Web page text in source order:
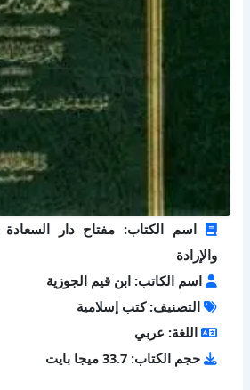
اسم الكتاب: مفتاح دار السعادة
والإرادة
اسم الكاتب: ابن قيم الجوزية
التصنيف: كتب إسلامية
اللغة: عربي
حجم الكتاب: 33.7 ميجا بايت